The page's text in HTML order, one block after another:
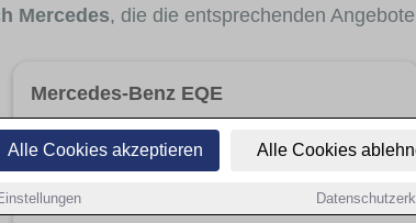
Alle Cookies akzeptieren Alle Cookies
Mercedes, die die entsprechenden
Mercedes-Benz EQE